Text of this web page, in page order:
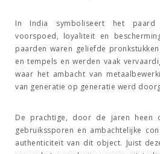
In India symboliseert het paard
voorspoed, loyaliteit en
paarden waren geliefde
en tempels en werden vaak
waar het ambacht van
van generatie op generatie werd
De prachtige, door de jaren heen
gebruikssporen en ambachtelijke
authenticiteit van dit object. Juist